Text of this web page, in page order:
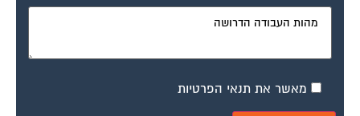
מאשר את תנאי הפרטיות